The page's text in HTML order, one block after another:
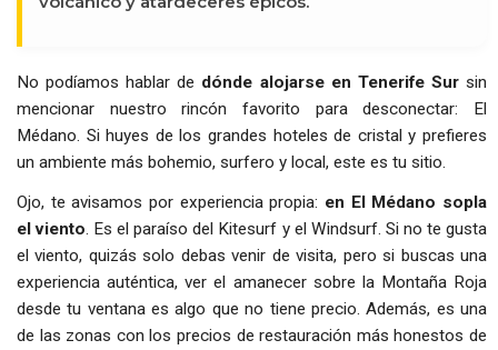
No podíamos hablar de dónde alojarse en Tenerife Sursin
mencionar nuestro rincón favorito para desconectar: El
Médano. Si huyes de los grandes hoteles de cristal y prefieres
un ambiente más bohemio, surfero y local, este es tu sitio.
Ojo, te avisamos por experiencia propia: en El Médano sopla
el viento . Es el paraíso del Kitesurf y el Windsurf. Si no te gusta
el viento, quizás solo debas venir de visita, pero si buscas una
experiencia auténtica, ver el amanecer sobre la Montaña Roja
desde tu ventana es algo que no tiene precio. Además, es una
de las zonas con los precios de restauración más honestos de